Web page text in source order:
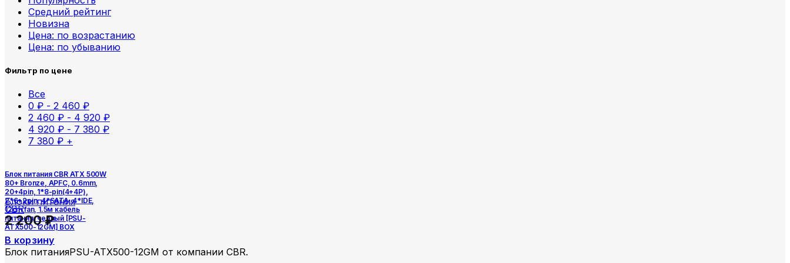
Средний рейтинг
Новизна
Цена: по возрастанию
Цена: по убыванию
Фильтр по цене
Все
0 ₽ - 2 460 ₽
2 460 ₽ - 4 920 ₽
4 920 ₽ - 7 380 ₽
7 380 ₽ +
Блок питания CBR ATX 500W
80+ Bronze, APFC, 0.6mm,
20+4pin, 1*8-pin(4+4P),
2*6+2pin, 4*SATA, 4*IDE,
12cm fan, 1.5м кабель
питания, черный [PSU-
ATX500-12GM] BOX
Блоки питания
CBR
2 200₽
В корзину
Блок питанияPSU-ATX500-12GM от компании CBR.